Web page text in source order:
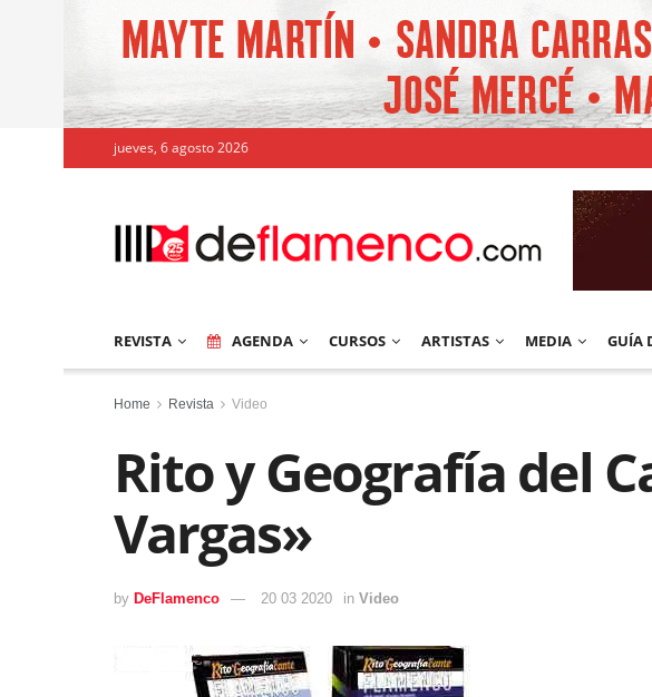
jueves, 6 agosto 2026
REVISTA AGENDA CURSOS ARTISTAS MEDIA GUÍA
Home Revista Video
Rito y Geografía del
Vargas»
by DeFlamenco 20 03 2020 in Video